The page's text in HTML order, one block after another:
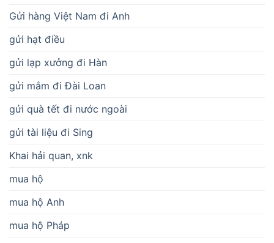
Gửi hàng Việt Nam đi Anh
gửi hạt điều
gửi lạp xưởng đi Hàn
gửi mắm đi Đài Loan
gửi quà tết đi nước ngoài
gửi tài liệu đi Sing
Khai hải quan, xnk
mua hộ
mua hộ Anh
mua hộ Pháp